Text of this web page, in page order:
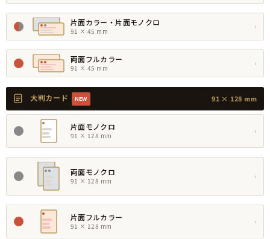
片面カラー・片面モノクロ
91 × 45 mm
›
両面フルカラー
91 × 45 mm
›
大判カード NEW 91 × 128 mm
片面モノクロ
91 × 128 mm
›
両面モノクロ
91 × 128 mm
›
片面フルカラー
91 × 128 mm
›